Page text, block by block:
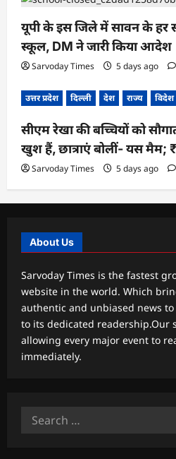
यूपी के इस जिले में सावन के हर
स्कूल, DM ने जारी किया आदेश
Sarvoday Times 5 days ago
उत्तर प्रदेश दिल्ली देश राज्य विदेश
सीएम रेखा की बच्चियों को
खुश हैं, छात्राएं बोलीं- यस मैम;
Sarvoday Times 5 days ago
About Us
Sarvoday Times is the fastest
website in the world. Which
authentic and unbiased news
to its dedicated readership.Our
allowing every major event to
immediately.
Search